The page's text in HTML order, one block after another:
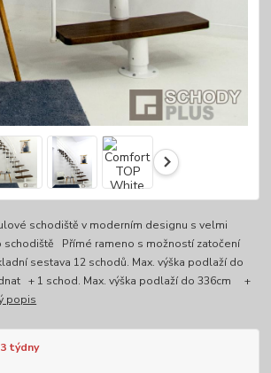
schodiště v moderním designu s velmi
schodiště Přímé rameno s možností zatočení
sestava 12 schodů. Max. výška podlaží do
+ 1 schod. Max. výška podlaží do 336cm +
popis
týdny